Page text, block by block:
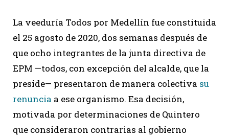
La veeduría Todos por Medellín fue constituida
el 25 agosto de 2020, dos semanas después de
que ocho integrantes de la junta directiva de
EPM —todos, con excepción del alcalde, que la
preside— presentaron de manera colectiva su
renuncia a ese organismo. Esa decisión,
motivada por determinaciones de Quintero
que consideraron contrarias al gobierno